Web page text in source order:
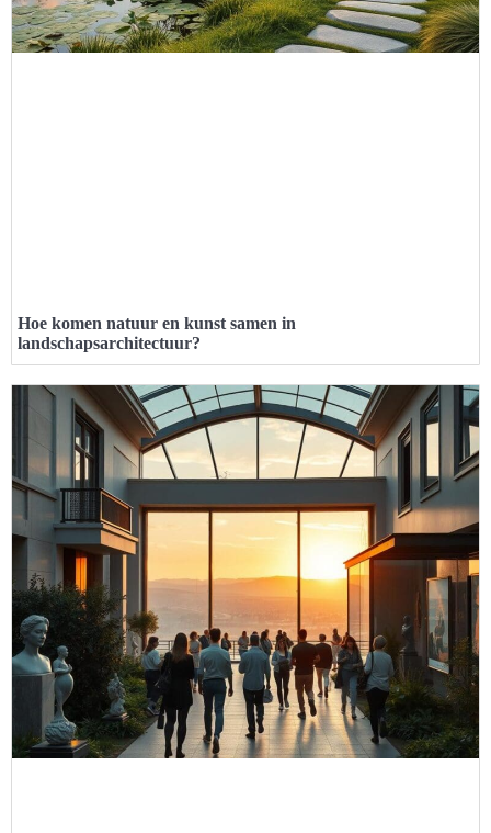
Hoe komen natuur en kunst samen in
landschapsarchitectuur?